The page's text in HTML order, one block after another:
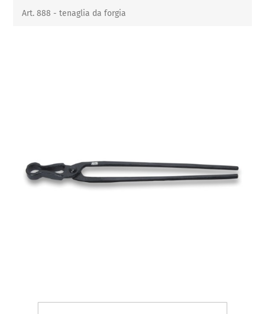
Art. 888 - tenaglia da forgia